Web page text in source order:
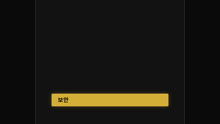
보안